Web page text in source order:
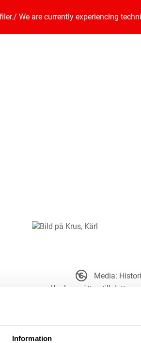
Information
/ We are currently experiencing
Media:
Upphovsrätten till detta
sätt. Ange